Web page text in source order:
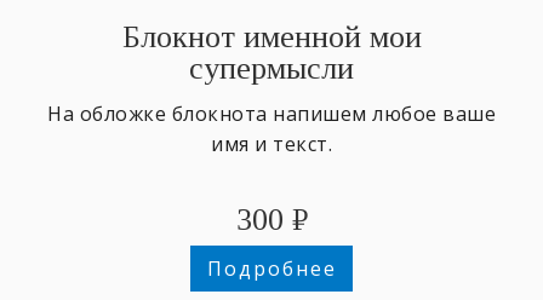
Блокнот именной мои
супермысли
На обложке блокнота напишем любое ваше
имя и текст.
300 ₽
Подробнее